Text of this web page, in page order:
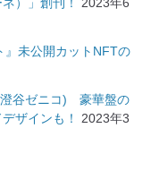
』未公開カットNFTの
澄谷ゼニコ) 豪華盤の
ザインも！
2023年3